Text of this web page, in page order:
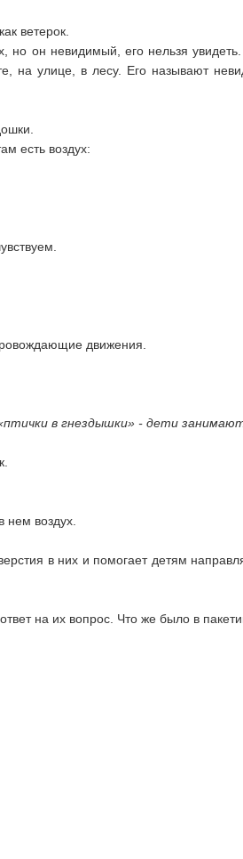
ветерок.
но он невидимый, его нельзя увидеть.
на улице, в лесу. Его называют
есть воздух:
движения.
в гнездышки» - дети
нем воздух.
в них и помогает детям
на их вопрос. Что же было в